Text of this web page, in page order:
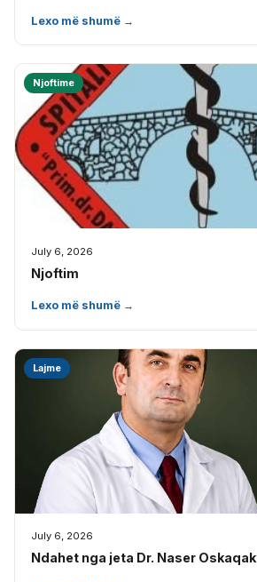
Lexo më shumë →
Njoftime
July 6, 2026
Njoftim
Lexo më shumë →
Lajme
July 6, 2026
Ndahet nga jeta Dr. Naser Oskaqak